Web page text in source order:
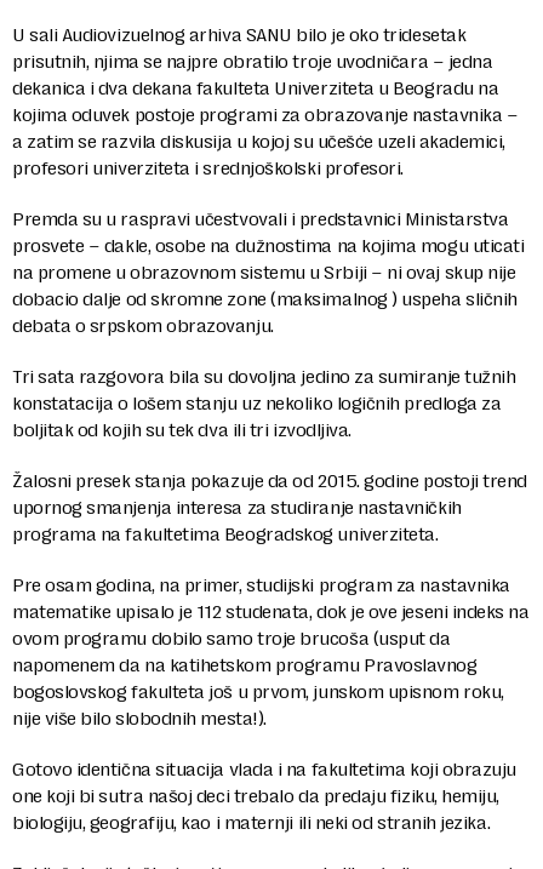
U sali Audiovizuelnog arhiva SANU bilo je oko tridesetak
prisutnih, njima se najpre obratilo troje uvodničara – jedna
dekanica i dva dekana fakulteta Univerziteta u Beogradu na
kojima oduvek postoje programi za obrazovanje nastavnika –
a zatim se razvila diskusija u kojoj su učešće uzeli akademici,
profesori univerziteta i srednjoškolski profesori.
Premda su u raspravi učestvovali i predstavnici Ministarstva
prosvete – dakle, osobe na dužnostima na kojima mogu uticati
na promene u obrazovnom sistemu u Srbiji – ni ovaj skup nije
dobacio dalje od skromne zone (maksimalnog ) uspeha sličnih
debata o srpskom obrazovanju.
Tri sata razgovora bila su dovoljna jedino za sumiranje tužnih
konstatacija o lošem stanju uz nekoliko logičnih predloga za
boljitak od kojih su tek dva ili tri izvodljiva.
Žalosni presek stanja pokazuje da od 2015. godine postoji trend
upornog smanjenja interesa za studiranje nastavničkih
programa na fakultetima Beogradskog univerziteta.
Pre osam godina, na primer, studijski program za nastavnika
matematike upisalo je 112 studenata, dok je ove jeseni indeks na
ovom programu dobilo samo troje brucoša (usput da
napomenem da na katihetskom programu Pravoslavnog
bogoslovskog fakulteta još u prvom, junskom upisnom roku,
nije više bilo slobodnih mesta!).
Gotovo identična situacija vlada i na fakultetima koji obrazuju
one koji bi sutra našoj deci trebalo da predaju fiziku, hemiju,
biologiju, geografiju, kao i maternji ili neki od stranih jezika.